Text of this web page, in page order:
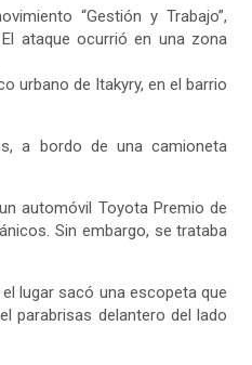
“Gestión y Trabajo”,
ataque ocurrió en una zona
urbano de Itakyry, en el barrio
a bordo de una camioneta
automóvil Toyota Premio de
Sin embargo, se trataba
lugar sacó una escopeta que
parabrisas delantero del lado